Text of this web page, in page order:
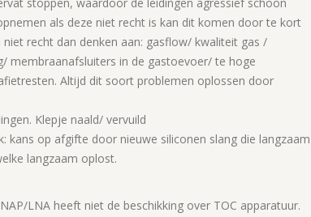
als deze niet recht is kan dit komen door te kort
niet recht dan denken aan: gasflow/ kwaliteit gas /
membraanafsluiters in de gastoevoer/ te hoge
Altijd dit soort problemen oplossen door
Klepje naald/ vervuild
op afgifte door nieuwe siliconen slang die langzaam
langzaam oplost.
LNA heeft niet de beschikking over TOC apparatuur.